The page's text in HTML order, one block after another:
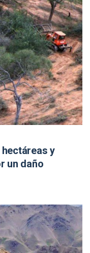
y
un daño